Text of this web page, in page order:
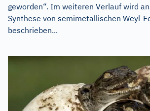
geworden“. Im weiteren Verlauf wird
Synthese von semimetallischen Weyl-
beschrieben...